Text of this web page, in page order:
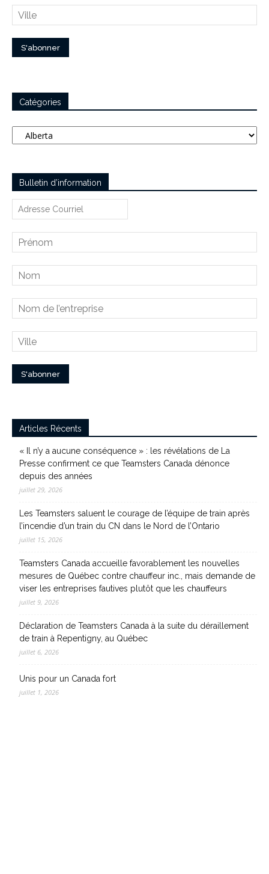
Catégories
Catégories
Bulletin d’information
Articles Récents
« Il n’y a aucune conséquence » : les révélations de La
Presse confirment ce que Teamsters Canada dénonce
depuis des années
juillet 29, 2026
Les Teamsters saluent le courage de l’équipe de train après
l’incendie d’un train du CN dans le Nord de l’Ontario
juillet 15, 2026
Teamsters Canada accueille favorablement les nouvelles
mesures de Québec contre chauffeur inc., mais demande de
viser les entreprises fautives plutôt que les chauffeurs
juillet 9, 2026
Déclaration de Teamsters Canada à la suite du déraillement
de train à Repentigny, au Québec
juillet 6, 2026
Unis pour un Canada fort
juillet 1, 2026